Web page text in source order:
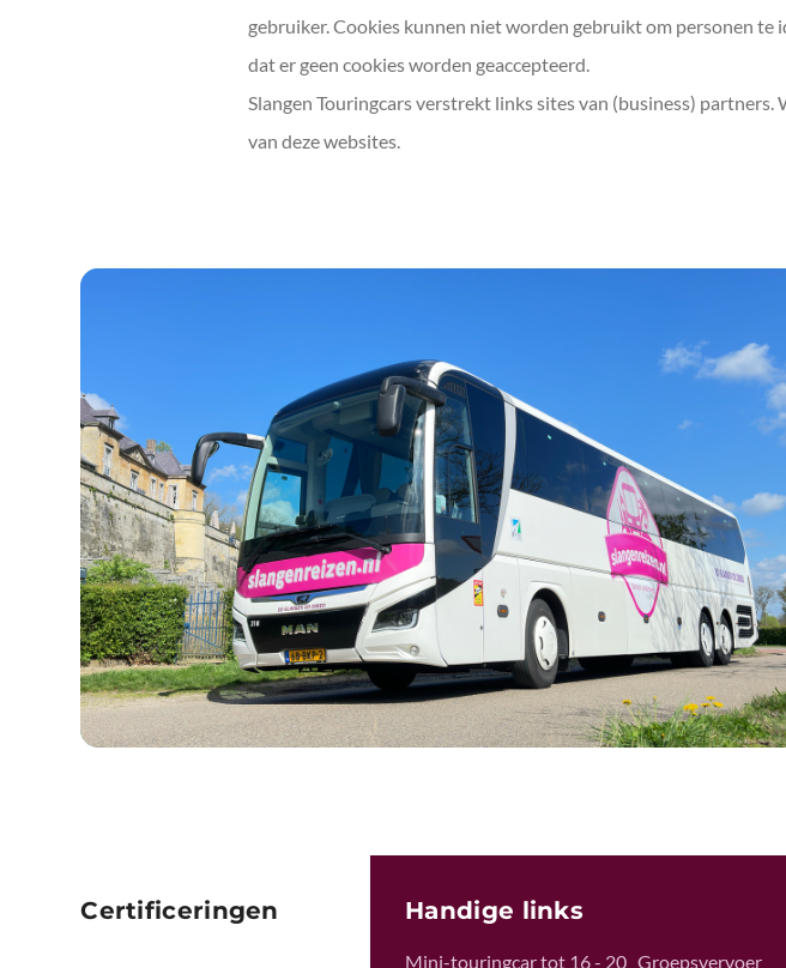
gebruiker. Cookies kunnen niet worden gebruikt om personen
dat er geen cookies worden geaccepteerd.
Slangen Touringcars verstrekt links sites van (business)
van deze websites.
Certificeringen Handige links
Mini-touringcar tot 16 - 20 Groepsvervoer